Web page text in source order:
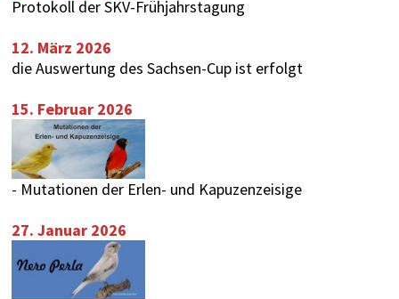
Protokoll der SKV-Frühjahrstagung
12. März 2026
die Auswertung des Sachsen-Cupist erfolgt
15. Februar 2026
- Mutationen der Erlen- und Kapuzenzeisige
27. Januar 2026